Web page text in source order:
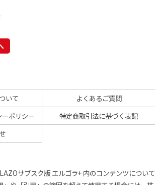
いて
よくあるご質問
ポリシー
特定商取引法に基づく表記
サブスク版 エルゴラ+ 内のコンテンツについて